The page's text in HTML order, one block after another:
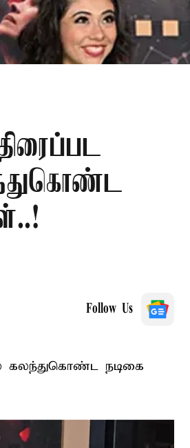
Follow Us
நடிகை